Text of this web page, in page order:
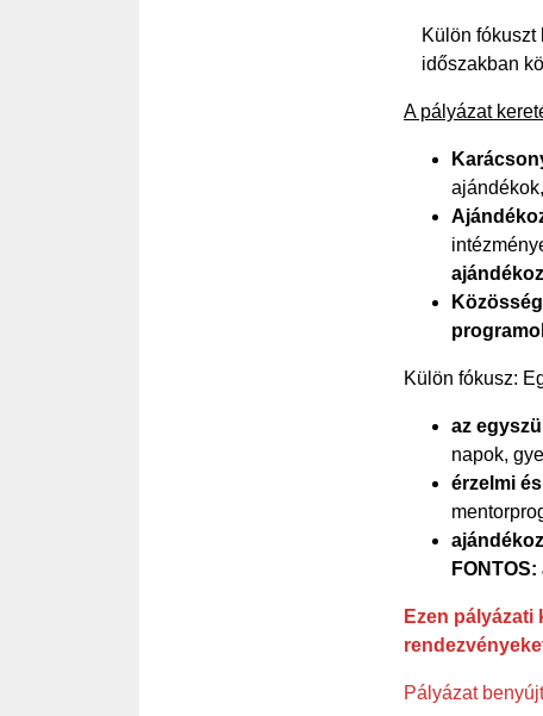
Külön
időszakban
A pályázat
Külön fókusz:
az
napok,
érzelmi
Ezen pályázati
Pályázat